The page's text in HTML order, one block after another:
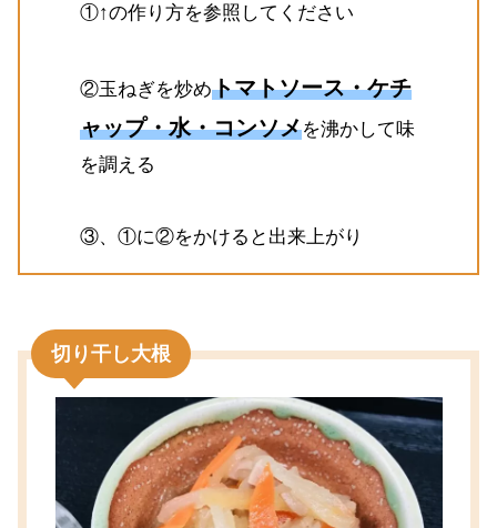
①↑の作り方を参照してください
②玉ねぎを炒めトマトソース・ケチ
ャップ・水・コンソメを沸かして味
を調える
③、①に②をかけると出来上がり
切り干し大根